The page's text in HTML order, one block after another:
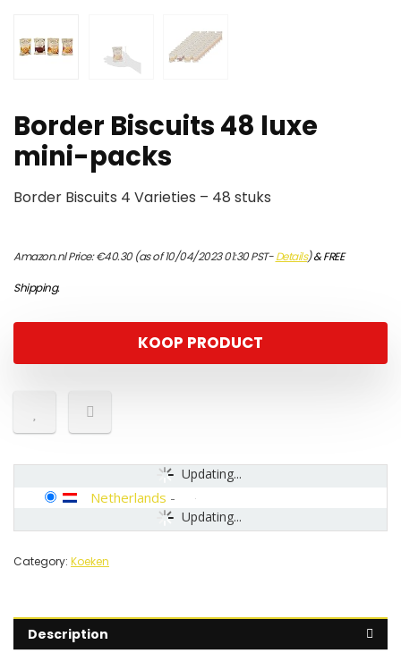
Border Biscuits 48 luxe
mini-packs
Border Biscuits 4 Varieties – 48 stuks
Amazon.nl Price:€40.30(as of 10/04/2023 01:30 PST-Details)&FREE
Shipping.
KOOP PRODUCT
Updating...
Updating...
Netherlands -
Category: Koeken
Description